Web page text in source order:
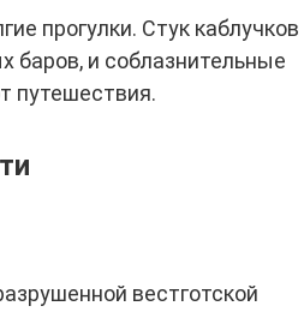
прогулки. Стук каблучков
баров, и соблазнительные
путешествия.
вестготской